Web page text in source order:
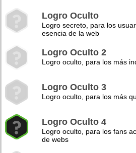
Logro Oculto
Logro secreto, para los
esencia de la web
Logro Oculto 2
Logro oculto, para los más
Logro Oculto 3
Logro oculto, para los más
Logro Oculto 4
Logro oculto, para los fans
de webs